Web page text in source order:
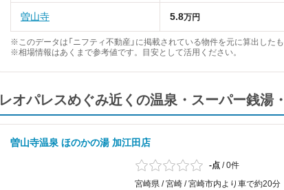
曽山寺 5.8万円
※このデータは「ニフティ不動産」に掲載されている物件を元に算出した
※相場情報はあくまで参考値です。目安として活用ください。
レオパレスめぐみ近くの温泉・スーパー銭湯
曽山寺温泉 ほのかの湯 加江田店
-点 /0件
宮崎県 / 宮崎 / 宮崎市内より車で約20分